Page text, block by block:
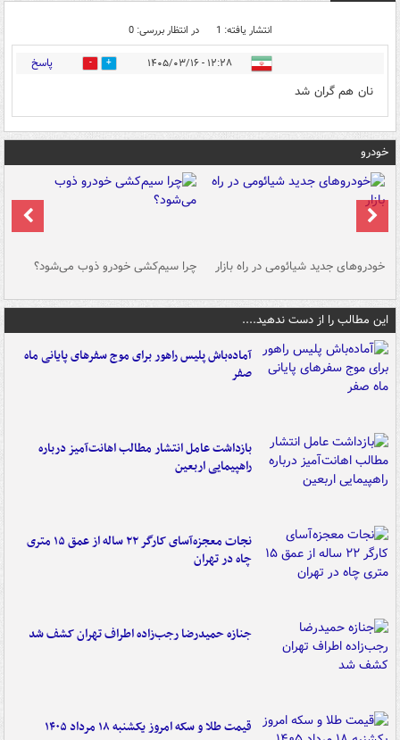
انتشار یافته: 1 در انتظار بررسی: 0
۱۲:۲۸ - ۱۴۰۵/۰۳/۱۶ 0 پاسخ
نان هم گران شد
خودرو
خودروهای جدید شیائومی در راه بازار چرا سیم‌کشی خودرو ذوب می‌شود؟
این مطالب را از دست ندهید....
آماده‌باش پلیس راهور برای موج سفرهای پایانی ماه
صفر
بازداشت عامل انتشار مطالب اهانت‌آمیز درباره
راهپیمایی اربعین
نجات معجزه‌آسای کارگر ۲۲ ساله از عمق ۱۵ متری
چاه در تهران
جنازه حمیدرضا رجب‌زاده اطراف تهران کشف شد
قیمت طلا و سکه امروز یکشنبه ۱۸ مرداد ۱۴۰۵